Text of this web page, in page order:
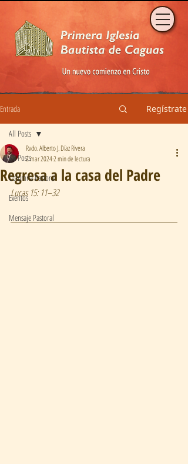
Entrada Regístrate
All Posts
Columna Pastoral
Eventos
Mensaje Pastoral
All Posts
Regresa a la casa del Padre
Rvdo. Alberto J. Díaz Rivera
2 mar 20242 min de lectura
Lucas 15: 11–32